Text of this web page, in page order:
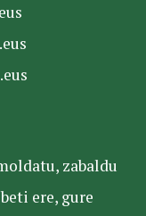
zabaldu
ere, gure